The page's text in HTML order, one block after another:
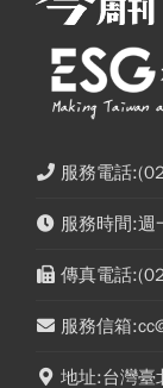
服務電話
服務時間:
傳真電話
服務信箱
地址:台灣臺